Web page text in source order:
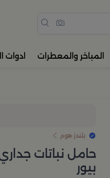
المائدة،
المباخر والمعطرات ادوات
بلندز هوم
حامل نباتات
بيور